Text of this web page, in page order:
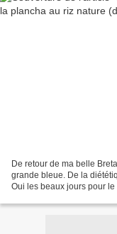
De retour de ma belle
grande bleue. De la
Oui les beaux jours pour